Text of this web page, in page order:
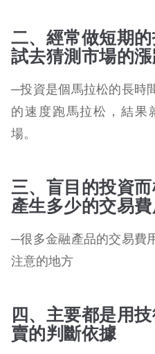
二、經常做短期
試去猜測市場的
─投資是個馬拉松的長時
的速度跑馬拉松，結果
場。
三、盲目的投資
產生多少的交易費
─很多金融產品的交易費
注意的地方
四、主要都是用
賣的判斷依據